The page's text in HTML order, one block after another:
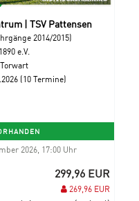
| TSV Pattensen
2014/2015)
e.V.
(10 Termine)
2026, 17:00 Uhr
299,96 EUR
269,96 EUR